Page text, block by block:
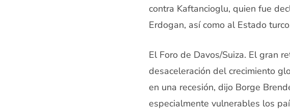
contra Kaftancioglu, quien fue
Erdogan, así como al Estado
El Foro de Davos/Suiza. El gran
desaceleración del crecimiento
en una recesión, dijo Borge
especialmente vulnerables los